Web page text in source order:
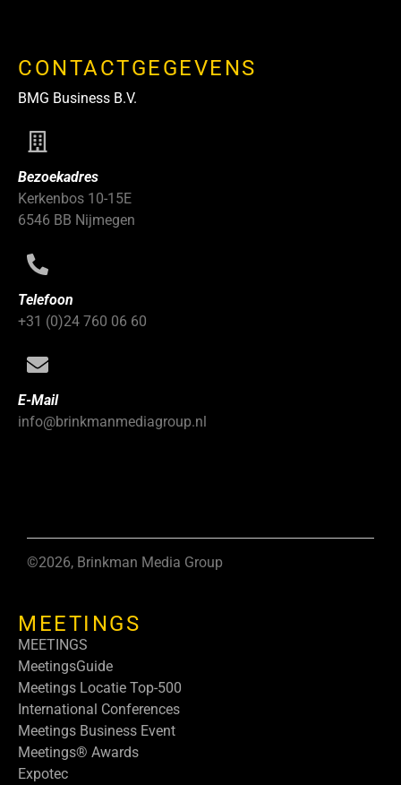
CONTACTGEGEVENS
BMG Business B.V.
Bezoekadres
Kerkenbos 10-15E
6546 BB Nijmegen
Telefoon
+31 (0)24 760 06 60
E-Mail
info@brinkmanmediagroup.nl
©2026, Brinkman Media Group
MEETINGS
MEETINGS
MeetingsGuide
Meetings Locatie Top-500
International Conferences
Meetings Business Event
Meetings® Awards
Expotec